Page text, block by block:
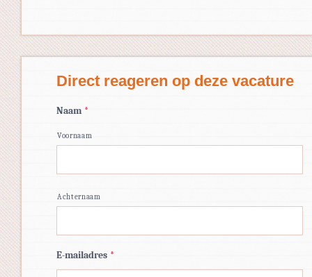
Direct reageren op deze vacature
Naam *
Voornaam
Achternaam
E-mailadres *